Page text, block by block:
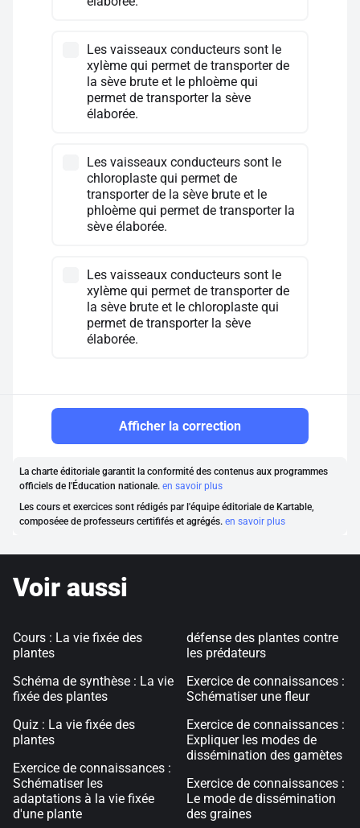
Les vaisseaux conducteurs sont le
xylème qui permet de transporter de
la sève brute et le phloème qui
permet de transporter la sève
élaborée.
Les vaisseaux conducteurs sont le
chloroplaste qui permet de
transporter de la sève brute et le
phloème qui permet de transporter la
sève élaborée.
Les vaisseaux conducteurs sont le
xylème qui permet de transporter de
la sève brute et le chloroplaste qui
permet de transporter la sève
élaborée.
Afficher la correction
La charte éditoriale garantit la conformité des contenus aux programmes
officiels de l'Éducation nationale. en savoir plus
Les cours et exercices sont rédigés par l'équipe éditoriale de Kartable,
composéee de professeurs certififés et agrégés. en savoir plus
Voir aussi
Cours : La vie fixée des
plantes
Schéma de synthèse : La vie
fixée des plantes
Quiz : La vie fixée des
plantes
Exercice de connaissances :
Schématiser les
adaptations à la vie fixée
d'une plante
défense des plantes contre
les prédateurs
Exercice de connaissances :
Schématiser une fleur
Exercice de connaissances :
Expliquer les modes de
dissémination des gamètes
Exercice de connaissances :
Le mode de dissémination
des graines